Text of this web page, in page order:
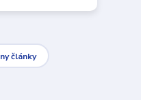
články